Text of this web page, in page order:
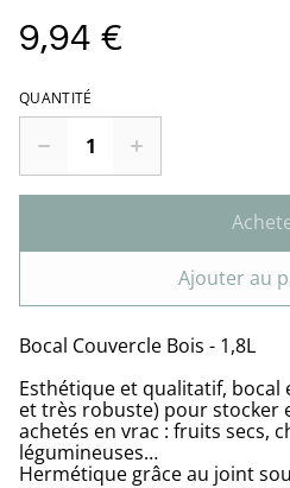
9,94 €
QUANTITÉ
Ajouter au
Bocal Couvercle Bois - 1,8L
Esthétique et qualitatif, bocal
et très robuste) pour stocker
achetés en vrac : fruits secs,
légumineuses…
Hermétique grâce au joint